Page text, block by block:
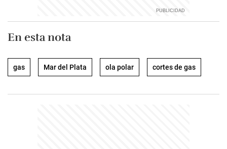
En esta nota
gas Mar del Plata ola polar cortes de gas